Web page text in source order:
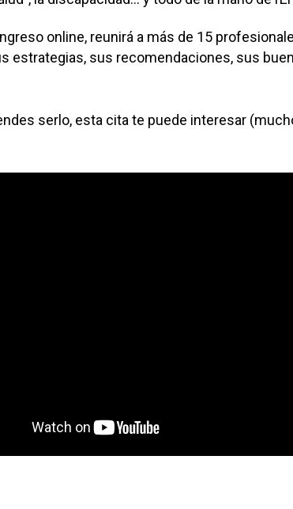
online, reunirá a más de 15
estrategias, sus recomendaciones, sus
serlo, esta cita te puede interesar